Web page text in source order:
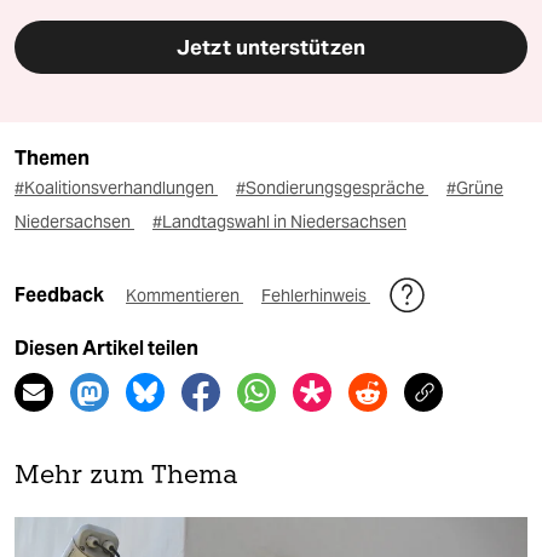
Jetzt unterstützen
Themen
#Koalitionsverhandlungen #Sondierungsgespräche
#Grüne
Niedersachsen
#Landtagswahl in Niedersachsen
Feedback Kommentieren Fehlerhinweis
Diesen Artikel teilen
Mehr zum Thema